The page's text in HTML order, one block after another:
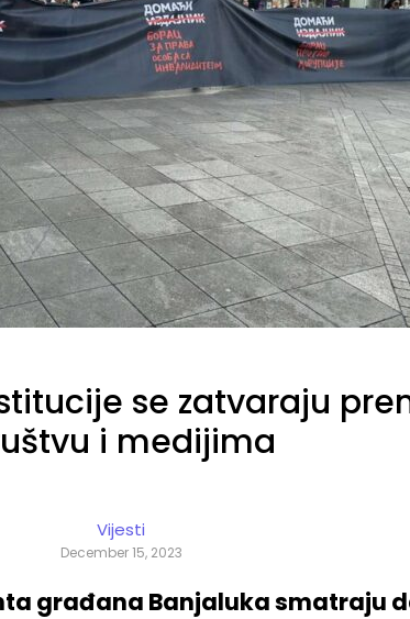
se zatvaraju
i medijima
Vijesti
December 15, 2023
građana Banjaluka smatraju